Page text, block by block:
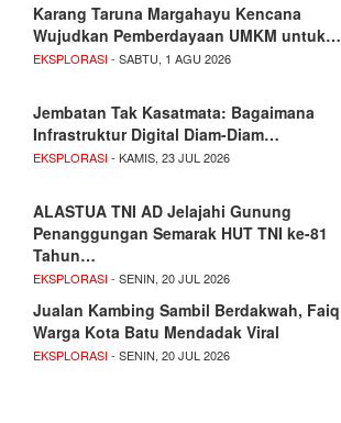
Karang Taruna Margahayu Kencana
Wujudkan Pemberdayaan UMKM untuk…
EKSPLORASI- SABTU, 1 AGU 2026
Jembatan Tak Kasatmata: Bagaimana
Infrastruktur Digital Diam-Diam…
EKSPLORASI- KAMIS, 23 JUL 2026
ALASTUA TNI AD Jelajahi Gunung
Penanggungan Semarak HUT TNI ke-81
Tahun…
EKSPLORASI- SENIN, 20 JUL 2026
Jualan Kambing Sambil Berdakwah, Faiq
Warga Kota Batu Mendadak Viral
EKSPLORASI- SENIN, 20 JUL 2026